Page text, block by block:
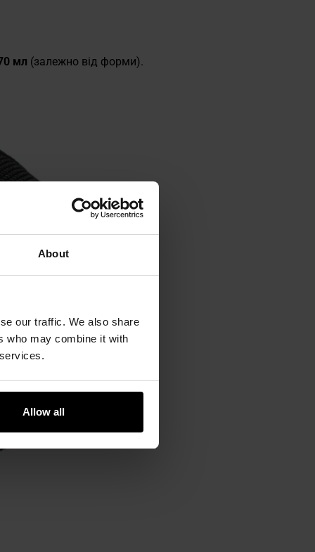
About
our traffic. We also share
who may combine it with
Allow all
мл (залежно від форми).